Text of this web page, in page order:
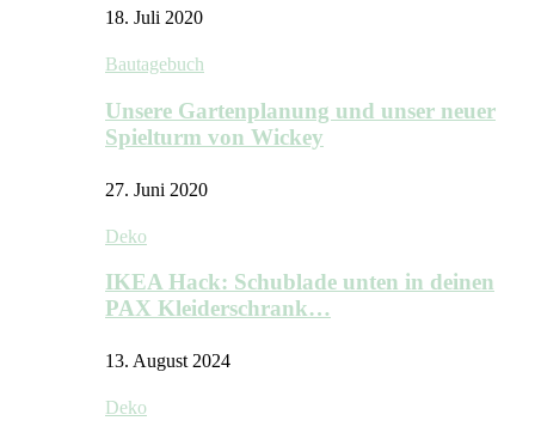
18. Juli 2020
Bautagebuch
Unsere Gartenplanung und unser neuer
Spielturm von Wickey
27. Juni 2020
Deko
IKEA Hack: Schublade unten in deinen
PAX Kleiderschrank…
13. August 2024
Deko